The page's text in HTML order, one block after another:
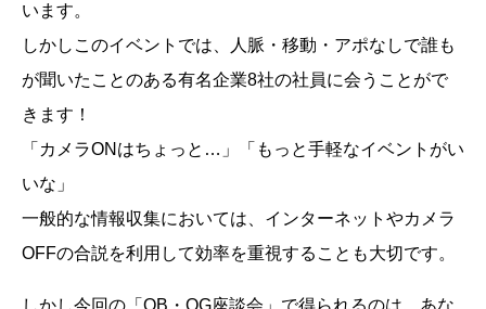
います。
しかしこのイベントでは、人脈・移動・アポなしで誰も
が聞いたことのある有名企業8社の社員に会うことがで
きます！
「カメラONはちょっと…」「もっと手軽なイベントがい
いな」
一般的な情報収集においては、インターネットやカメラ
OFFの合説を利用して効率を重視することも大切です。